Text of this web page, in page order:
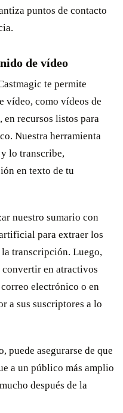
puntos de contacto
de vídeo
te permite
vídeo, como vídeos de
en recursos listos para
Nuestra herramienta
lo transcribe,
en texto de tu
nuestro sumario con
para extraer los
transcripción. Luego,
convertir en atractivos
electrónico o en
a sus suscriptores a lo
puede asegurarse de que
a un público más amplio
después de la